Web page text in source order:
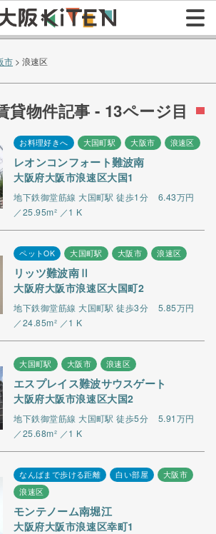
市 > 浪速区
貸物件記事 - 13ページ目
お料理好きへ 大国町駅 大阪市 浪速区
レオンコンフォート難波南
大阪府大阪市浪速区大国1
地下鉄御堂筋線 大国町駅 徒歩1分
6.43万円
／25.95m² ／1 K
ペットOK 大国町駅 大阪市 浪速区
リッツ難波南Ⅱ
大阪府大阪市浪速区大国町2
地下鉄御堂筋線 大国町駅 徒歩3分
5.85万円
／24.85m² ／1 K
大国町駅 大阪市 浪速区
エスプレイス難波サウスゲート
大阪府大阪市浪速区大国2
地下鉄御堂筋線 大国町駅 徒歩5分
5.91万円
／25.68m² ／1 K
なんばまで歩ける距離 白い部屋
大阪市
浪速区
モンテノーム南堀江
大阪府大阪市浪速区幸町1